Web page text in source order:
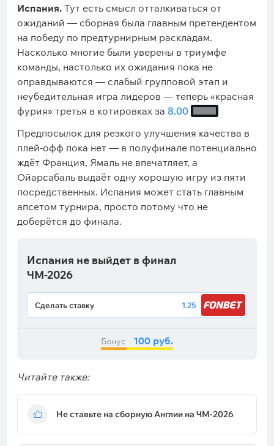
Испания. Тут есть смысл отталкиваться от
ожиданий — сборная была главным претендентом
на победу по предтурнирным раскладам.
Насколько многие были уверены в триумфе
команды, настолько их ожидания пока не
оправдываются — слабый групповой этап и
неубедительная игра лидеров — теперь «красная
фурия» третья в котировках за 8.00
Предпосылок для резкого улучшения качества в
плей-офф пока нет — в полуфинале потенциально
ждёт Франция, Ямаль не впечатляет, а
Ойарсабаль выдаёт одну хорошую игру из пяти
посредственных. Испания может стать главным
апсетом турнира, просто потому что не
доберётся до финала.
Испания не выйдет в финал
ЧМ-2026
Бонус 100 руб.
Сделать ставку 1.25
Читайте также:
Не ставьте на сборную Англии на ЧМ-2026